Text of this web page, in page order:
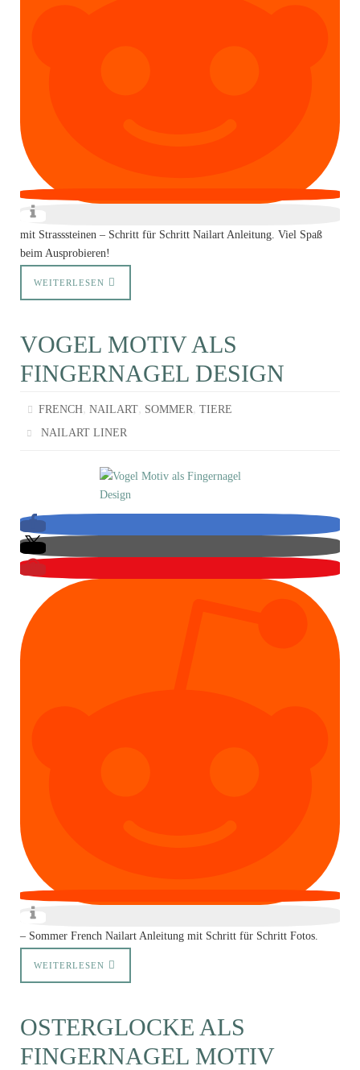
mit Strasssteinen – Schritt für Schritt Nailart Anleitung. Viel Spaß
beim Ausprobieren!
WEITERLESEN
VOGEL MOTIV ALS
FINGERNAGEL DESIGN
FRENCH,NAILART, SOMMER,TIERE
NAILART LINER
– Sommer French Nailart Anleitung mit Schritt für Schritt Fotos.
WEITERLESEN
OSTERGLOCKE ALS
FINGERNAGEL MOTIV